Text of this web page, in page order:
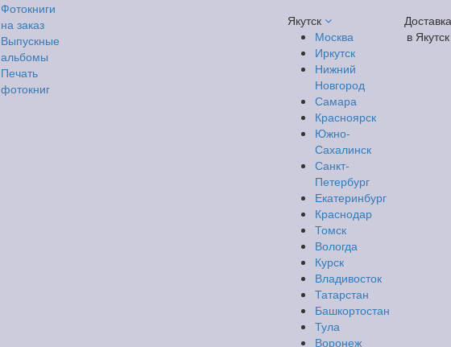
Фотокниги
на заказ
Выпускные
альбомы
Печать
фотокниг
Якутск
Москва
Иркутск
Нижний
Новгород
Самара
Красноярск
Южно-
Сахалинск
Санкт-
Петербург
Екатеринбург
Краснодар
Томск
Вологда
Курск
Владивосток
Татарстан
Башкортостан
Тула
Воронеж
Доставка
в Якутск